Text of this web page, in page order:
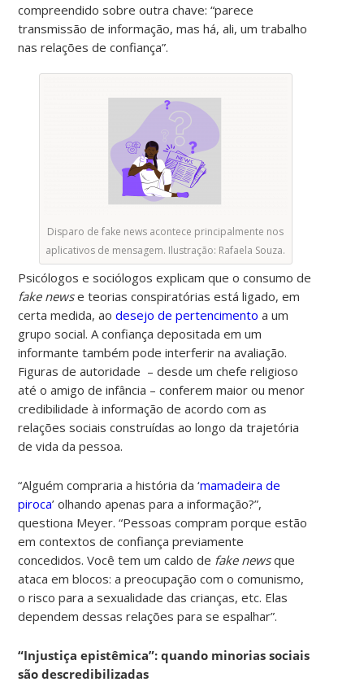
compreendido sobre outra chave: “parece
transmissão de informação, mas há, ali, um trabalho
nas relações de confiança”.
Disparo de fake news acontece principalmente nos
aplicativos de mensagem. Ilustração: Rafaela Souza.
Psicólogos e sociólogos explicam que o consumo de
fake newse teorias conspiratórias está ligado, em
certa medida, aodesejo de pertencimento a um
grupo social. A confiança depositada em um
informante também pode interferir na avaliação.
Figuras de autoridade – desde um chefe religioso
até o amigo de infância – conferem maior ou menor
credibilidade à informação de acordo com as
relações sociais construídas ao longo da trajetória
de vida da pessoa.
“Alguém compraria a história da ‘mamadeira de
piroca’ olhando apenas para a informação?”,
questiona Meyer. “Pessoas compram porque estão
em contextos de confiança previamente
concedidos. Você tem um caldo de fake newsque
ataca em blocos: a preocupação com o comunismo,
o risco para a sexualidade das crianças, etc. Elas
dependem dessas relações para se espalhar”.
“Injustiça epistêmica”: quando minorias sociais
são descredibilizadas